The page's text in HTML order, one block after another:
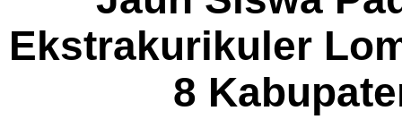
Ekstrakurikuler
8